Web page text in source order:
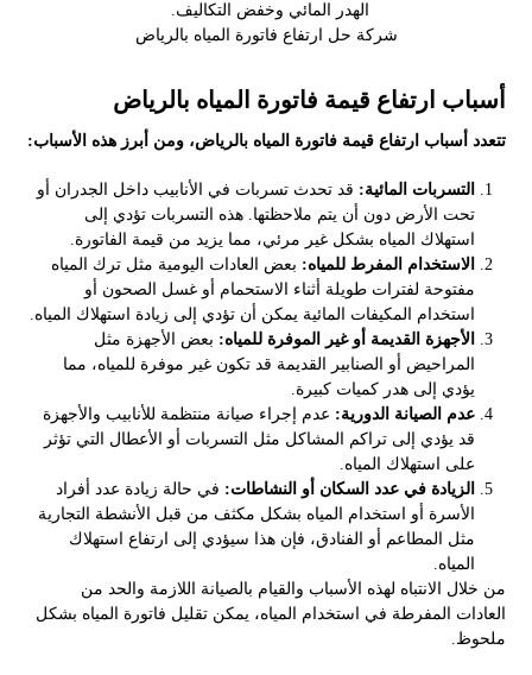
شركة حل ارتفاع فاتورة المياه بالرياض
أسباب ارتفاع قيمة فاتورة المياه بالرياض
تتعدد أسباب ارتفاع قيمة فاتورة المياه بالرياض، ومن أبرز هذه الأسباب:
التسربات المائية: قد تحدث تسربات في الأنابيب داخل الجدران أو
تحت الأرض دون أن يتم ملاحظتها. هذه التسربات تؤدي إلى
استهلاك المياه بشكل غير مرئي، مما يزيد من قيمة الفاتورة.
الاستخدام المفرط للمياه: بعض العادات اليومية مثل ترك المياه
مفتوحة لفترات طويلة أثناء الاستحمام أو غسل الصحون أو
استخدام المكيفات المائية يمكن أن تؤدي إلى زيادة استهلاك المياه.
الأجهزة القديمة أو غير الموفرة للمياه: بعض الأجهزة مثل
المراحيض أو الصنابير القديمة قد تكون غير موفرة للمياه، مما
يؤدي إلى هدر كميات كبيرة.
عدم الصيانة الدورية: عدم إجراء صيانة منتظمة للأنابيب والأجهزة
قد يؤدي إلى تراكم المشاكل مثل التسربات أو الأعطال التي تؤثر
على استهلاك المياه.
الزيادة في عدد السكان أو النشاطات: في حالة زيادة عدد أفراد
الأسرة أو استخدام المياه بشكل مكثف من قبل الأنشطة التجارية
مثل المطاعم أو الفنادق، فإن هذا سيؤدي إلى ارتفاع استهلاك
المياه.
من خلال الانتباه لهذه الأسباب والقيام بالصيانة اللازمة والحد من
العادات المفرطة في استخدام المياه، يمكن تقليل فاتورة المياه بشكل
ملحوظ.